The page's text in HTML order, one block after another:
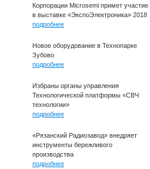
Корпорации Microsemi примет участие
в выставке «ЭкспоЭлектроника» 2018
подробнее
Новое оборудование в Технопарке
Зубово
подробнее
Избраны органы управления
Технологической платформы «СВЧ
технологии»
подробнее
«Рязанский Радиозавод» внедряет
инструменты бережливого
производства
подробнее